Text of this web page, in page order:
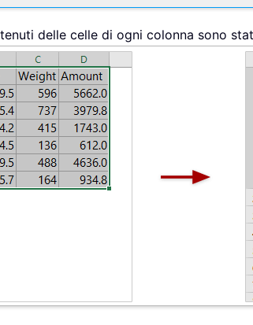
delle celle di ogni colonna sono